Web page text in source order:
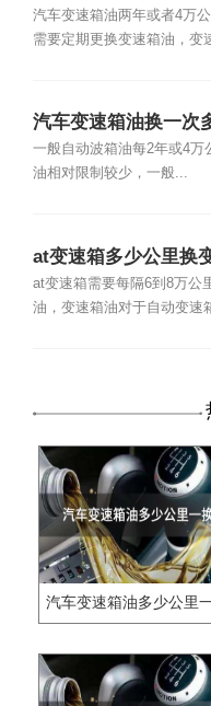
汽车变速箱油两年或者4万
需要定期更换变速箱油，变
汽车变速箱油换一次
里换变速箱油
一般自动波箱油每2年或4万
油相对限制较少，一般...
at变速箱多少公里换
at变速箱需要每隔6到8万公
油，变速箱油对于自动变速
汽车变速箱油多少公里